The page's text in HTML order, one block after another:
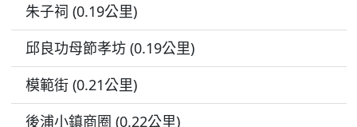
朱子祠 (0.19公里)
邱良功母節孝坊 (0.19公里)
模範街 (0.21公里)
後浦小鎮商圈 (0.22公里)